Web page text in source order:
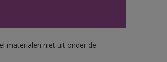
materialen niet uit onder de